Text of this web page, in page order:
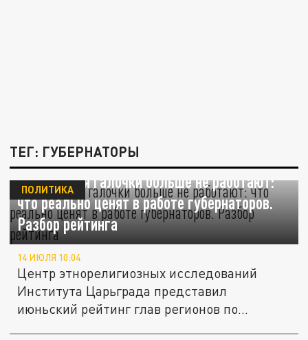
ТЕГ: ГУБЕРНАТОРЫ
Отчёты для галочки больше не работают:
что реально ценят в работе губернаторов.
Разбор рейтинга
ПОЛИТИКА
14 ИЮЛЯ 10:04
Центр этнорелигиозных исследований
Института Царьграда представил
июньский рейтинг глав регионов по